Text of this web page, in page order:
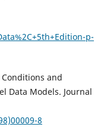
p-
and
Data Models. Journal
8